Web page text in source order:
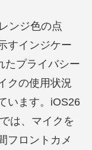
ンジ色の点
すインジケー
たプライバシー
クの使用状況
います。iOS26
は、マイクを
フロントカメ